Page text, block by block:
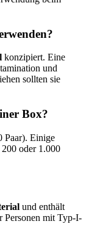
konzipiert. Eine
und
sollten sie
Box?
Paar). Einige
oder 1.000
und enthält
Personen mit Typ-I-